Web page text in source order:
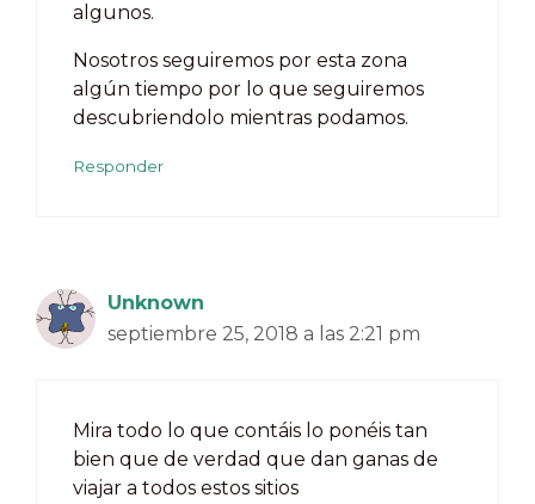
algunos.
Nosotros seguiremos por esta zona
algún tiempo por lo que seguiremos
descubriendolo mientras podamos.
Responder
Unknown
septiembre 25, 2018 a las 2:21 pm
Mira todo lo que contáis lo ponéis tan
bien que de verdad que dan ganas de
viajar a todos estos sitios